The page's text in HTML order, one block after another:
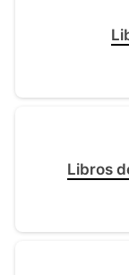
Libros